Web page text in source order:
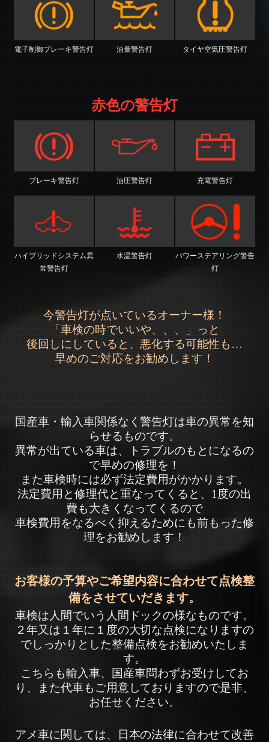
電子制御ブレーキ警告灯 油量警告灯 タイヤ空気圧警告灯
赤色の警告灯
ブレーキ警告灯 油圧警告灯 充電警告灯
ハイブリッドシステム異
常警告灯
水温警告灯
パワーステアリング警告
灯
今警告灯が点いているオーナー様！
「車検の時でいいや、、、」っと
後回しにしていると、悪化する可能性も…
早めのご対応をお勧めします！
国産車・輸入車関係なく警告灯は車の異常を知
らせるものです。
異常が出ている車は、トラブルのもとになるの
で早めの修理を！
また車検時には必ず法定費用がかかります。
法定費用と修理代と重なってくると、1度の出
費も大きくなってくるので
車検費用をなるべく抑えるためにも前もった修
理をお勧めします！
お客様の予算やご希望内容に合わせて点検整
備をさせていだきます。
車検は人間でいう人間ドックの様なものです。
２年又は１年に１度の大切な点検になりますの
でしっかりとした整備点検をお勧めいたしま
す。
こちらも輸入車、国産車問わずお受けしてお
り、また代車もご用意しておりますので是非、
お任せください。
アメ車に関しては、日本の法律に合わせて改善